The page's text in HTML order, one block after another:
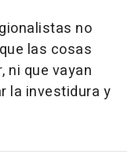
no
las cosas
ni que vayan
la investidura y